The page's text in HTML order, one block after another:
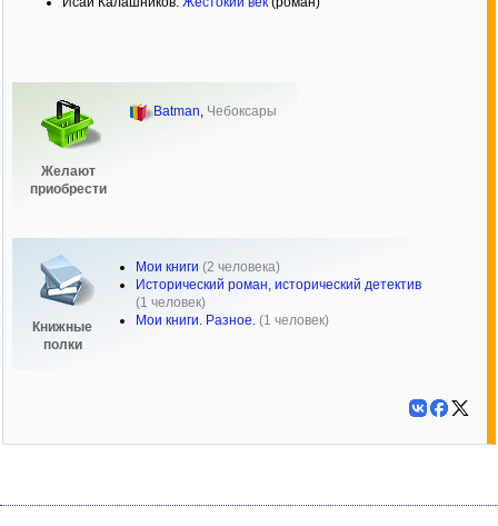
Желают
приобрести
Batman, Чебоксары
Книжные
полки
Мои книги (2 человека)
Исторический роман, исторический детектив
(1 человек)
Мои книги. Разное. (1 человек)